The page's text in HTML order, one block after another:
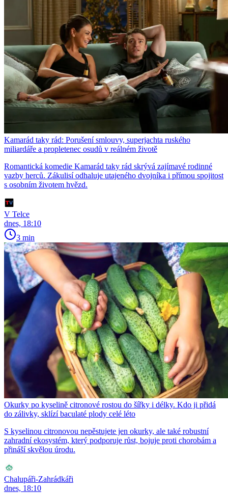
Kamarád taky rád: Porušení smlouvy, superjachta ruského
miliardáře a propletenec osudů v reálném životě
Romantická komedie Kamarád taky rád skrývá zajímavé rodinné
vazby herců. Zákulisí odhaluje utajeného dvojníka i přímou spojitost
s osobním životem hvězd.
V Telce
dnes, 18:10
3 min
Okurky po kyselině citronové rostou do šířky i délky. Kdo ji přidá
do zálivky, sklízí baculaté plody celé léto
S kyselinou citronovou nepěstujete jen okurky, ale také robustní
zahradní ekosystém, který podporuje růst, bojuje proti chorobám a
přináší skvělou úrodu.
Chalupáři-Zahrádkáři
dnes, 18:10